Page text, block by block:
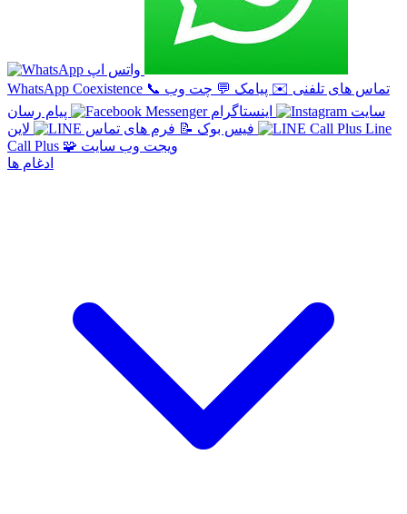
WhatsApp Coexistence 📞 تماس های تلفنی ✉️ پیامک 💬 چت وب
سایت
اینستاگرام
پیام رسان
فیس بوک 📝 فرم های تماس
Line
Call Plus 🧩 ویجت وب سایت
ادغام ها